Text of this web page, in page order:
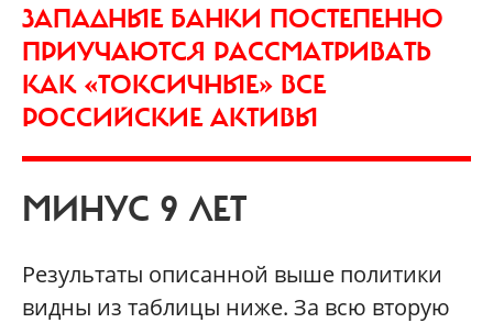
ЗАПАДНЫЕ БАНКИ ПОСТЕПЕННО
ПРИУЧАЮТСЯ РАССМАТРИВАТЬ
КАК «ТОКСИЧНЫЕ» ВСЕ
РОССИЙСКИЕ АКТИВЫ
МИНУС 9 ЛЕТ
Результаты описанной выше политики
видны из таблицы ниже. За всю вторую